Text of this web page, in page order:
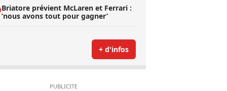
Briatore prévient McLaren et Ferrari :
’nous avons tout pour gagner’
+ d'infos